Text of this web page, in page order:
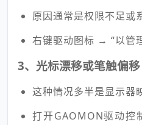
原因通常是权限不足或
右键驱动图标 → “以管
3、光标漂移或笔触偏移
这种情况多半是显示器
打开GAOMON驱动